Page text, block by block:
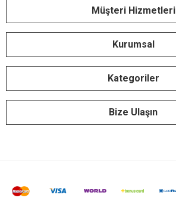
Müşteri Hizmetleri
Kurumsal
Kategoriler
Bize Ulaşın